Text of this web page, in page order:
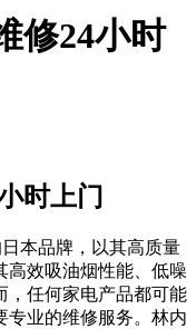
修24小时
时上门
本品牌，以其高质量
高效吸油烟性能、低噪
，任何家电产品都可能
专业的维修服务。林内